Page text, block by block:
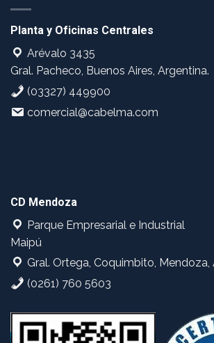
Planta y Oficinas Centrales
Arévalo 3435
Gral. Pacheco, Buenos Aires, Argentina.
(03327) 449900
comercial@cabelma.com
CD Mendoza
Parque Empresarial e Industrial
Maipú
Gral. Ortega, Coquimbito, Mendoza,
(0261) 760 5603